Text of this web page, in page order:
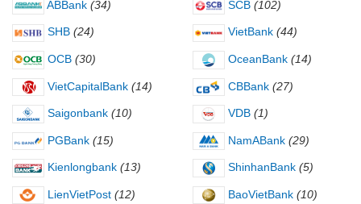
ABBank (34) SCB (102)
SHB (24) VietBank (44)
OCB (30) OceanBank (14)
VietCapitalBank (14) CBBank (27)
Saigonbank (10) VDB (1)
PGBank (15) NamABank (29)
Kienlongbank (13) ShinhanBank (5)
LienVietPost (12) BaoVietBank (10)